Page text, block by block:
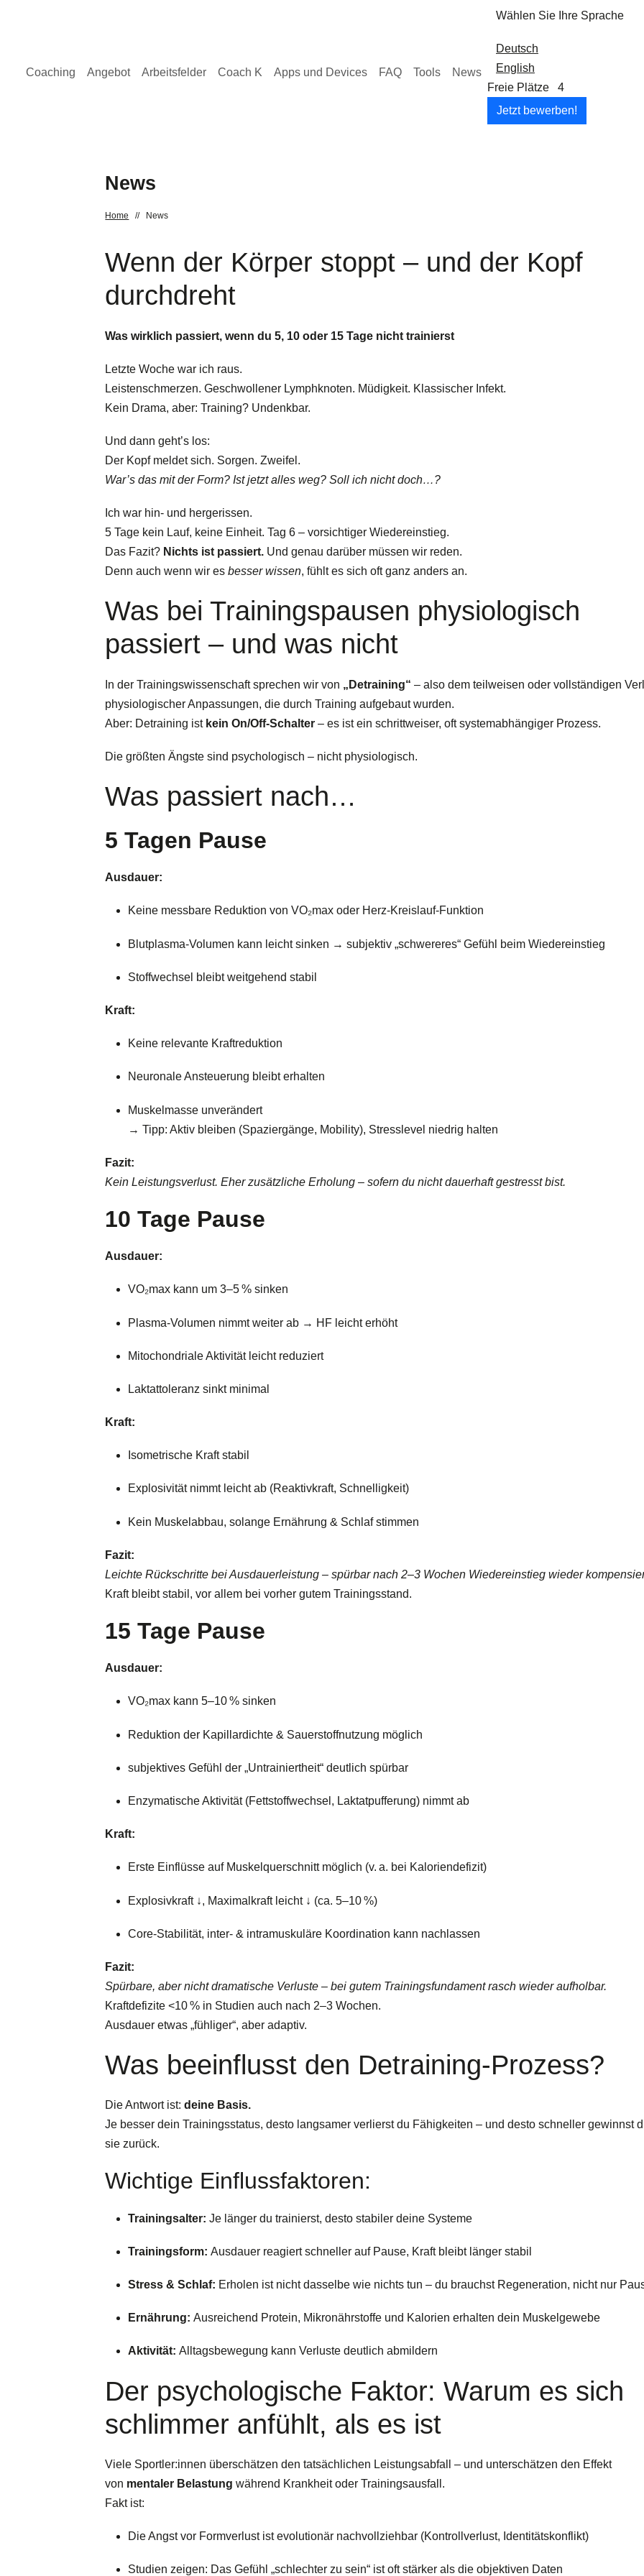
Coaching Angebot Arbeitsfelder Coach K Apps und Devices FAQ Tools News
Wählen Sie Ihre Sprache
Deutsch
English
Freie Plätze 4
Jetzt bewerben!
News
Home // News
Wenn der Körper stoppt – und der Kopf
durchdreht
Was wirklich passiert, wenn du 5, 10 oder 15 Tage nicht trainierst
Letzte Woche war ich raus.
Leistenschmerzen. Geschwollener Lymphknoten. Müdigkeit. Klassischer Infekt.
Kein Drama, aber: Training? Undenkbar.
Und dann geht’s los:
Der Kopf meldet sich. Sorgen. Zweifel.
War’s das mit der Form? Ist jetzt alles weg? Soll ich nicht doch…?
Ich war hin- und hergerissen.
5 Tage kein Lauf, keine Einheit. Tag 6 – vorsichtiger Wiedereinstieg.
Das Fazit? Nichts ist passiert. Und genau darüber müssen wir reden.
Denn auch wenn wir esbesser wissen, fühlt es sich oft ganz anders an.
Was bei Trainingspausen physiologisch
passiert – und was nicht
In der Trainingswissenschaft sprechen wir von „Detraining“ – also dem teilweisen oder vollständigen
physiologischer Anpassungen, die durch Training aufgebaut wurden.
Aber: Detraining ist kein On/Off-Schalter – es ist ein schrittweiser, oft systemabhängiger Prozess.
Die größten Ängste sind psychologisch – nicht physiologisch.
Was passiert nach…
5 Tagen Pause
Ausdauer:
Keine messbare Reduktion von VO₂max oder Herz-Kreislauf-Funktion
Blutplasma-Volumen kann leicht sinken → subjektiv „schwereres“ Gefühl beim Wiedereinstieg
Stoffwechsel bleibt weitgehend stabil
Kraft:
Keine relevante Kraftreduktion
Neuronale Ansteuerung bleibt erhalten
Muskelmasse unverändert
→ Tipp: Aktiv bleiben (Spaziergänge, Mobility), Stresslevel niedrig halten
Fazit:
Kein Leistungsverlust. Eher zusätzliche Erholung – sofern du nicht dauerhaft gestresst bist.
10 Tage Pause
Ausdauer:
VO₂max kann um 3–5 % sinken
Plasma-Volumen nimmt weiter ab → HF leicht erhöht
Mitochondriale Aktivität leicht reduziert
Laktattoleranz sinkt minimal
Kraft:
Isometrische Kraft stabil
Explosivität nimmt leicht ab (Reaktivkraft, Schnelligkeit)
Kein Muskelabbau, solange Ernährung & Schlaf stimmen
Fazit:
Leichte Rückschritte bei Ausdauerleistung – spürbar nach 2–3 Wochen Wiedereinstieg wieder
Kraft bleibt stabil, vor allem bei vorher gutem Trainingsstand.
15 Tage Pause
Ausdauer:
VO₂max kann 5–10 % sinken
Reduktion der Kapillardichte & Sauerstoffnutzung möglich
subjektives Gefühl der „Untrainiertheit“ deutlich spürbar
Enzymatische Aktivität (Fettstoffwechsel, Laktatpufferung) nimmt ab
Kraft:
Erste Einflüsse auf Muskelquerschnitt möglich (v. a. bei Kaloriendefizit)
Explosivkraft ↓, Maximalkraft leicht ↓ (ca. 5–10 %)
Core-Stabilität, inter- & intramuskuläre Koordination kann nachlassen
Fazit:
Spürbare, aber nicht dramatische Verluste – bei gutem Trainingsfundament rasch wieder aufholbar.
Kraftdefizite <10 % in Studien auch nach 2–3 Wochen.
Ausdauer etwas „fühliger“, aber adaptiv.
Was beeinflusst den Detraining-Prozess?
Die Antwort ist:deine Basis.
Je besser dein Trainingsstatus, desto langsamer verlierst du Fähigkeiten – und desto schneller gewinnst
sie zurück.
Wichtige Einflussfaktoren:
Trainingsalter: Je länger du trainierst, desto stabiler deine Systeme
Trainingsform: Ausdauer reagiert schneller auf Pause, Kraft bleibt länger stabil
Stress & Schlaf: Erholen ist nicht dasselbe wie nichts tun – du brauchst Regeneration, nicht nur
Ernährung: Ausreichend Protein, Mikronährstoffe und Kalorien erhalten dein Muskelgewebe
Aktivität: Alltagsbewegung kann Verluste deutlich abmildern
Der psychologische Faktor: Warum es sich
schlimmer anfühlt, als es ist
Viele Sportler:innen überschätzen den tatsächlichen Leistungsabfall – und unterschätzen den Effekt
von mentaler Belastung während Krankheit oder Trainingsausfall.
Fakt ist:
Die Angst vor Formverlust ist evolutionär nachvollziehbar (Kontrollverlust, Identitätskonflikt)
Studien zeigen: Das Gefühl „schlechter zu sein“ ist oft stärker als die objektiven Daten